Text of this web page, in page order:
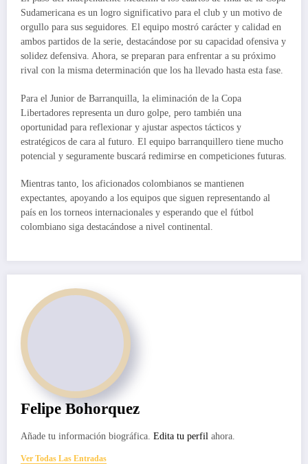
Sudamericana es un logro significativo para el club y un motivo de
orgullo para sus seguidores. El equipo mostró carácter y calidad en
ambos partidos de la serie, destacándose por su capacidad ofensiva y
solidez defensiva. Ahora, se preparan para enfrentar a su próximo
rival con la misma determinación que los ha llevado hasta esta fase.
Para el Junior de Barranquilla, la eliminación de la Copa
Libertadores representa un duro golpe, pero también una
oportunidad para reflexionar y ajustar aspectos tácticos y
estratégicos de cara al futuro. El equipo barranquillero tiene mucho
potencial y seguramente buscará redimirse en competiciones futuras.
Mientras tanto, los aficionados colombianos se mantienen
expectantes, apoyando a los equipos que siguen representando al
país en los torneos internacionales y esperando que el fútbol
colombiano siga destacándose a nivel continental.
Felipe Bohorquez
Añade tu información biográfica. Edita tu perfil ahora.
Ver Todas Las Entradas